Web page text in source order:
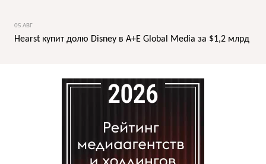
05 АВГ
Hearst купит долю Disney в A+E Global Media за $1,2 млрд